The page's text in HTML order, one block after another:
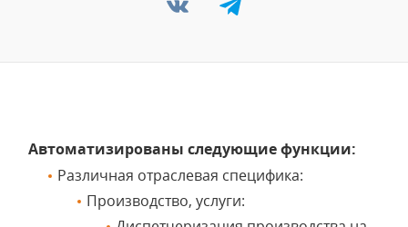
Автоматизированы следующие функции:
Различная отраслевая специфика:
Производство, услуги: